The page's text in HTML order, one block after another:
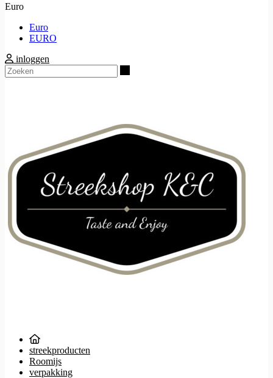
Euro
Euro
EURO
inloggen
streekproducten
Roomijs
verpakking